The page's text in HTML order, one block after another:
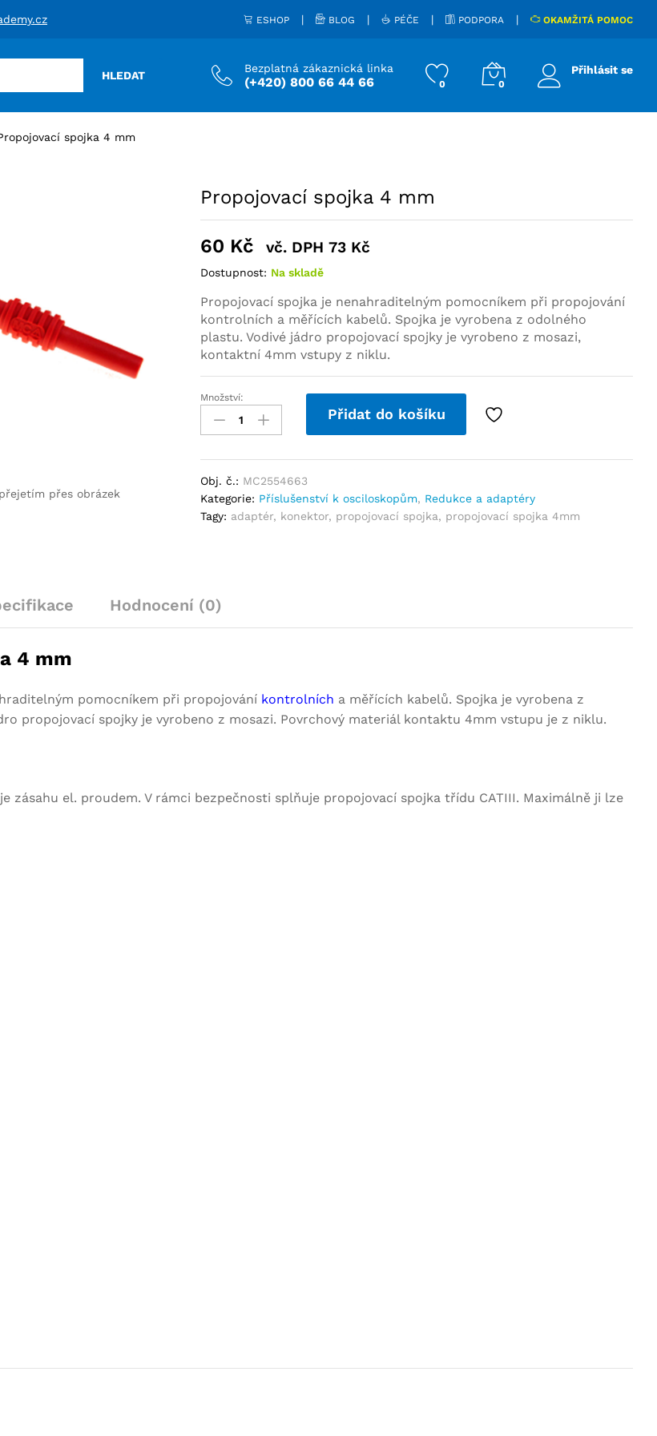
ESHOP | BLOG | PÉČE | PODPORA | OKAMŽITÁ POMOC
HLEDAT
Bezplatná zákaznická linka
(+420) 800 66 44 66 0 0
Přihlásit se
spojka 4 mm
přes obrázek
Propojovací spojka 4 mm
60 Kč vč. DPH73 Kč
Dostupnost: Na skladě
Propojovací spojka je nenahraditelným pomocníkem při propojování
kontrolních a měřících kabelů. Spojka je vyrobena z odolného
plastu. Vodivé jádro propojovací spojky je vyrobeno z mosazi,
kontaktní 4mm vstupy z niklu.
Množství:
Přidat do košíku
Obj. č.: MC2554663
Kategorie: Příslušenství k osciloskopům, Redukce a adaptéry
Tagy: adaptér, konektor, propojovací spojka, propojovací spojka 4mm
Hodnocení (0)
4 mm
pomocníkem při propojování kontrolních a měřících kabelů. Spojka je vyrobena z
propojovací spojky je vyrobeno z mosazi. Povrchový materiál kontaktu 4mm vstupu je z niklu.
zásahu el. proudem. V rámci bezpečnosti splňuje propojovací spojka třídu CATIII. Maximálně ji lze
60Kč vč. DPH 73Kč Přidat do košíku